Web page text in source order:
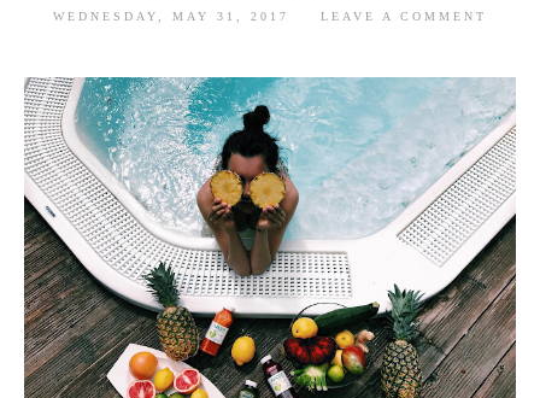
WEDNESDAY, MAY 31, 2017 LEAVE A COMMENT